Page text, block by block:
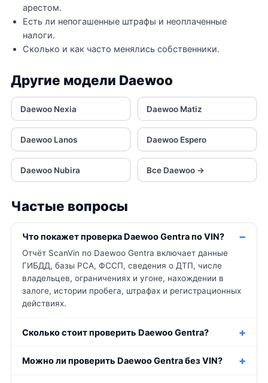
арестом.
Есть ли непогашенные штрафы и неоплаченные
налоги.
Сколько и как часто менялись собственники.
Другие модели Daewoo
Daewoo Nexia Daewoo Matiz
Daewoo Lanos Daewoo Espero
Daewoo Nubira Все Daewoo →
Частые вопросы
Что покажет проверка Daewoo Gentra по VIN?
Отчёт ScanVin по Daewoo Gentra включает данные
ГИБДД, базы РСА, ФССП, сведения о ДТП, числе
владельцев, ограничениях и угоне, нахождении в
залоге, истории пробега, штрафах и регистрационных
действиях.
Сколько стоит проверить Daewoo Gentra?
Можно ли проверить Daewoo Gentra без VIN?